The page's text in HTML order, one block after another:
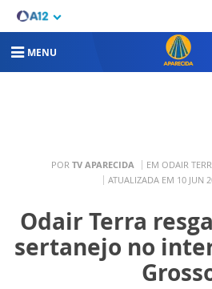
MENU
POR TV APARECIDA EM ODAIR
ATUALIZADA EM 10 JUN
Odair Terra
sertanejo no